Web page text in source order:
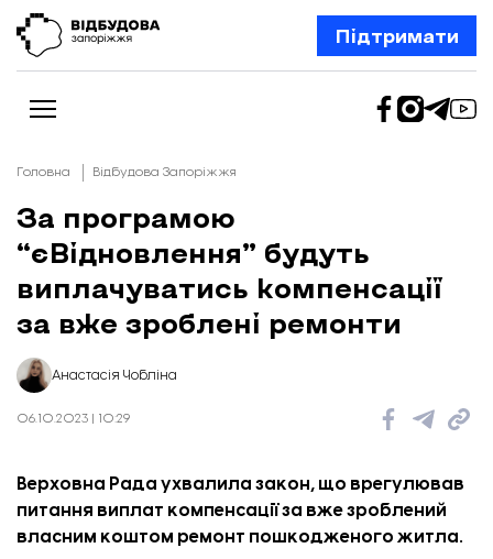
Підтримати
Новини
Відбудова Запоріжжя
Ексклюзив
Шлях додому
Колонки
Про нас
Редакційна політика
Головна Відбудова Запоріжжя
За програмою
“єВідновлення” будуть
виплачуватись компенсації
за вже зроблені ремонти
Анастасія Чобліна
06.10.2023 | 10:29
Верховна Рада ухвалила закон, що врегулював
питання виплат компенсації за вже зроблений
власним коштом ремонт пошкодженого житла.